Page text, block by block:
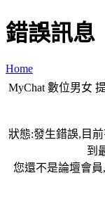
錯誤訊息
Home
MyChat 數位男女
狀態:發生錯誤,目
到
您還不是論壇會員